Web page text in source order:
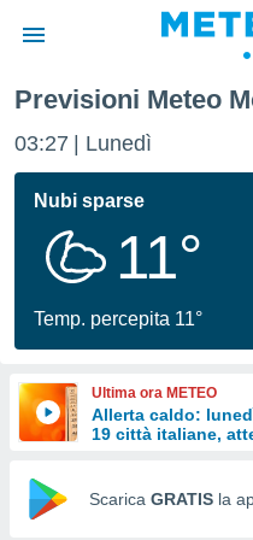
di
per
le
di
Web
Previsioni Meteo
03:27 Lunedì
Nubi sparse
11°
Temp. percepita 11°
Ultima ora METEO
Allerta caldo:
19 città italiane,
Scarica GRATIS la